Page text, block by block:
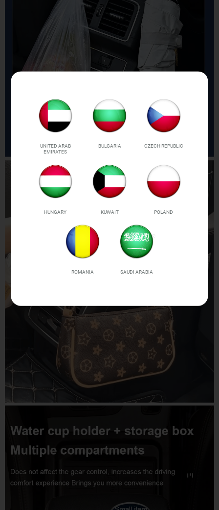
UNITED ARAB
EMIRATES
BULGARIA CZECH REPUBLIC
HUNGARY KUWAIT POLAND
ROMANIA SAUDI ARABIA